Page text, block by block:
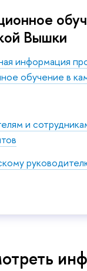
Вышки
информация
обучение в
и